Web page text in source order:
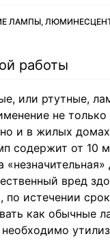
ЛАМПЫ,
работы
или ртутные,
не только
и в жилых
содержит от 10
вред
по истечении
как обычные